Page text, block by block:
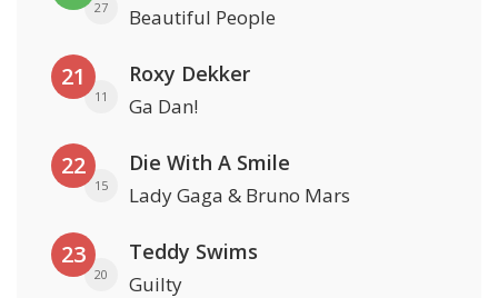
27 Beautiful People
21
11
Roxy Dekker
Ga Dan!
22
15
Die With A Smile
Lady Gaga & Bruno Mars
23
20
Teddy Swims
Guilty